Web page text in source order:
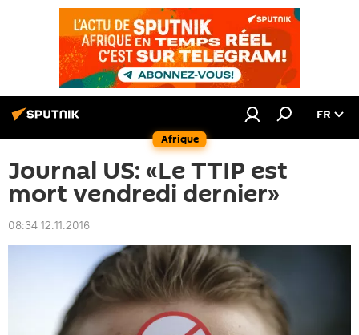
Afrique
FR
Journal US: «Le TTIP est
mort vendredi dernier»
08:34 12.11.2016